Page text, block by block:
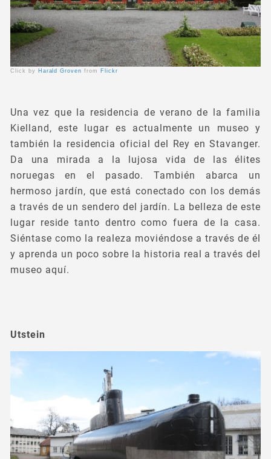
Click by Harald Groven from Flickr
Una vez que la residencia de verano de la familia
Kielland, este lugar es actualmente un museo y
también la residencia oficial del Rey en Stavanger.
Da una mirada a la lujosa vida de las élites
noruegas en el pasado. También abarca un
hermoso jardín, que está conectado con los demás
a través de un sendero del jardín. La belleza de este
lugar reside tanto dentro como fuera de la casa.
Siéntase como la realeza moviéndose a través de él
y aprenda un poco sobre la historia real a través del
museo aquí.
Utstein